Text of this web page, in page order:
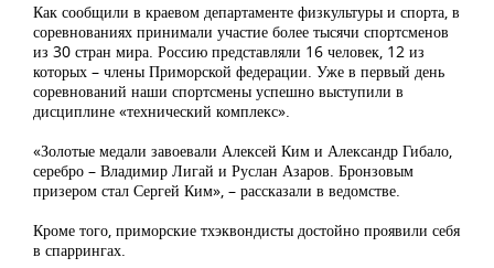
Как сообщили в краевом департаменте физкультуры и спорта, в
соревнованиях принимали участие более тысячи спортсменов
из 30 стран мира. Россию представляли 16 человек, 12 из
которых – члены Приморской федерации. Уже в первый день
соревнований наши спортсмены успешно выступили в
дисциплине «технический комплекс».
«Золотые медали завоевали Алексей Ким и Александр Гибало,
серебро – Владимир Лигай и Руслан Азаров. Бронзовым
призером стал Сергей Ким», – рассказали в ведомстве.
Кроме того, приморские тхэквондисты достойно проявили себя
в спаррингах.